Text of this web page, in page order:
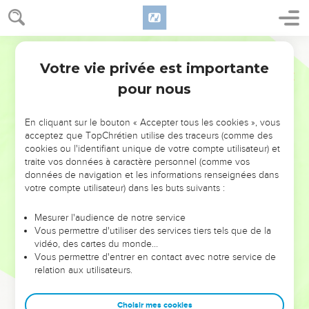
NE MANQUEZ PAS L’ÉVÉNEMENT
DE L’ANNÉE !
ET SI LEURS ERREURS POUVAIENT VOUS ÉVITER LES
VOTRES ?
leur foi ou leur vision. Mais on voit moins les doutes, les erreurs
et les saisons difficiles qu'ils ont traversés, alors même que ce
sont elles qui les ont façonnés.
Dans cette conférence, leaders, entrepreneurs, et responsables
clés pour avancer avec plus de sagesse afin que leurs erreurs
Votre vie privée est importante
pour nous
En cliquant sur le bouton « Accepter tous les cookies », vous
acceptez que TopChrétien utilise des traceurs (comme des
cookies ou l'identifiant unique de votre compte utilisateur) et
traite vos données à caractère personnel (comme vos
données de navigation et les informations renseignées dans
votre compte utilisateur) dans les buts suivants :
Mesurer l'audience de notre service
Vous permettre d'utiliser des services tiers tels que de la
vidéo, des cartes du monde…
Vous permettre d'entrer en contact avec notre service de
relation aux utilisateurs.
Choisir mes cookies